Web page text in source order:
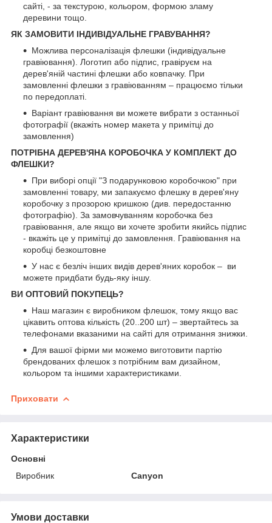
сайті, - за текстурою, кольором, формою зламу
деревини тощо.
ЯК ЗАМОВИТИ ІНДИВІДУАЛЬНЕ ГРАВУВАННЯ?
Можлива персоналізація флешки (індивідуальне
гравіювання). Логотип або підпис, гравіруєм на
дерев'яній частині флешки або ковпачку. При
замовленні флешки з гравіюванням – працюємо тільки
по передоплаті.
Варіант гравіювання ви можете вибрати з останньої
фотографії (вкажіть номер макета у примітці до
замовлення)
ПОТРІБНА ДЕРЕВ'ЯНА КОРОБОЧКА У КОМПЛЕКТ ДО
ФЛЕШКИ?
При виборі опції "З подарунковою коробочкою" при
замовленні товару, ми запакуємо флешку в дерев'яну
коробочку з прозорою кришкою (див. передостанню
фотографію). За замовчуванням коробочка без
гравіювання, але якщо ви хочете зробити якийсь підпис
- вкажіть це у примітці до замовлення. Гравіювання на
коробці безкоштовне
У нас є безліч інших видів дерев'яних коробок – ви
можете придбати будь-яку іншу.
ВИ ОПТОВИЙ ПОКУПЕЦЬ?
Наш магазин є виробником флешок, тому якщо вас
цікавить оптова кількість (20..200 шт) – звертайтесь за
телефонами вказаними на сайті для отримання знижки.
Для вашої фірми ми можемо виготовити партію
брендованих флешок з потрібним вам дизайном,
кольором та іншими характеристиками.
Приховати
Характеристики
Основні
Виробник
Canyon
Умови доставки